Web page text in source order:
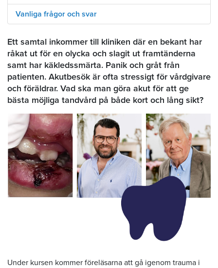
Vanliga frågor och svar
Ett samtal inkommer till kliniken där en bekant har
råkat ut för en olycka och slagit ut framtänderna
samt har käkledssmärta. Panik och gråt från
patienten. Akutbesök är ofta stressigt för vårdgivare
och föräldrar. Vad ska man göra akut för att ge
bästa möjliga tandvård på både kort och lång sikt?
Under kursen kommer föreläsarna att gå igenom trauma i